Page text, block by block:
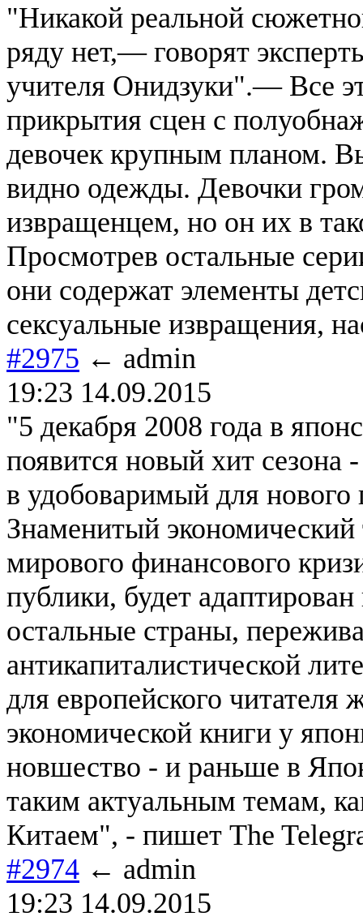
"Никакой реальной
ряду нет,— говорят
учителя Онидзуки".— Все
прикрытия сцен с
девочек крупным планом.
видно одежды. Девочки
извращенцем, но он их в
Просмотрев остальные
они содержат элементы
сексуальные извращения,
#2975 ← admin
19:23 14.09.2015
"5 декабря 2008 года в
появится новый хит
в удобоваримый для
Знаменитый
мирового финансового
публики, будет
остальные страны,
антикапиталистической
для европейского читателя
экономической книги у
новшество - и раньше в
таким актуальным темам,
Китаем", - пишет The
#2974 ← admin
19:23 14.09.2015